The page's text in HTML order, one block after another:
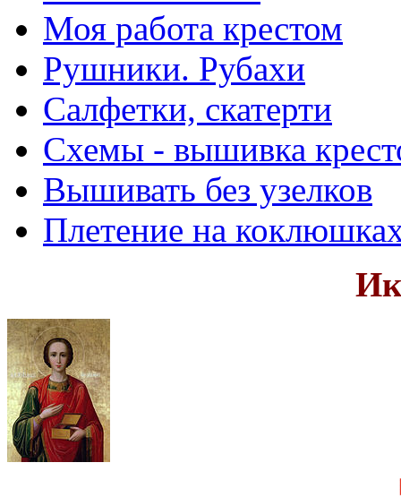
Моя работа крестом
Рушники. Рубахи
Салфетки, скатерти
Схемы - вышивка
Вышивать без узелков
Плетение на